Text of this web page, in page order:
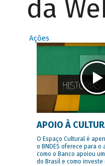
da
Ações
APOIO À
O Espaço Cultural é
o BNDES oferece para
como o Banco apoiou
do Brasil e como